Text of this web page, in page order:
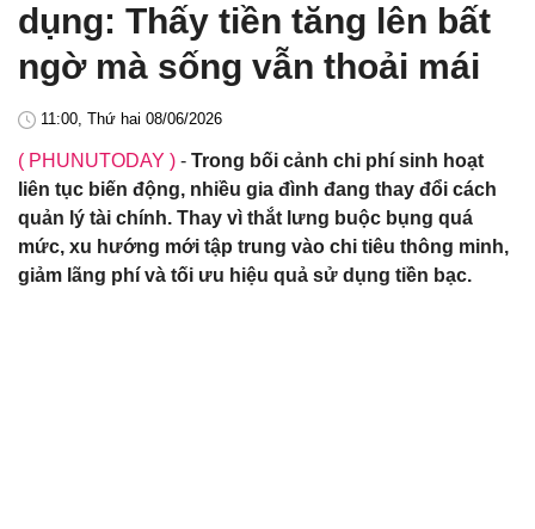
dụng: Thấy tiền tăng lên bất
ngờ mà sống vẫn thoải mái
11:00, Thứ hai 08/06/2026
( PHUNUTODAY ) - Trong bối cảnh chi phí sinh hoạt
liên tục biến động, nhiều gia đình đang thay đổi cách
quản lý tài chính. Thay vì thắt lưng buộc bụng quá
mức, xu hướng mới tập trung vào chi tiêu thông minh,
giảm lãng phí và tối ưu hiệu quả sử dụng tiền bạc.